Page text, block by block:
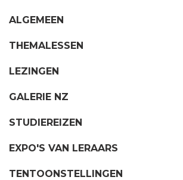
ALGEMEEN
THEMALESSEN
LEZINGEN
GALERIE NZ
STUDIEREIZEN
EXPO'S VAN LERAARS
TENTOONSTELLINGEN